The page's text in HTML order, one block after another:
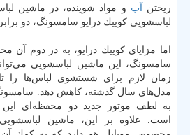
ریختن آب و مواد شوینده، در ماشین
لباسشویی كوییك درایو سامسونگ، دو
اما مزایای كوییك درایو، به در دوم آن
سامسونگ، این ماشین لباسشویی
زمان لازم برای شستشوی لباس‌ها را
مدل‌های سال گذشته، كاهش دهد.
به لطف موتور جدید دو محفظه‌ای این
است. علاوه بر این، ماشین لباسشویی